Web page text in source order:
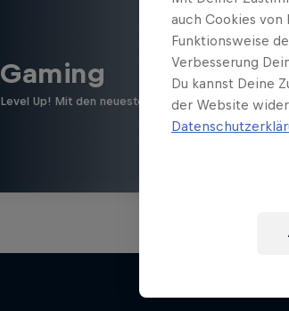
Gaming
Level Up! Mit den neuesten Games, Reviews,
auch Cookies
Funktionsweise
Verbesserung
Du kannst Deine
der Website